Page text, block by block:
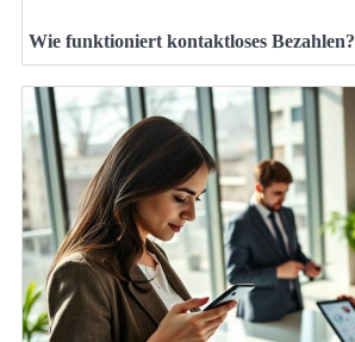
Wie funktioniert kontaktloses Bezahlen?